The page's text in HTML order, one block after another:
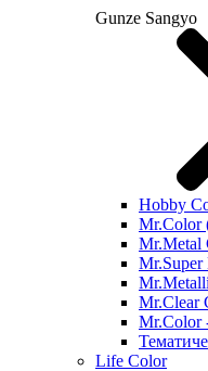
Gunze Sangyo
Hobby
Mr.Color
Mr.Metal
Mr.Clear
Mr.Color
Life Color